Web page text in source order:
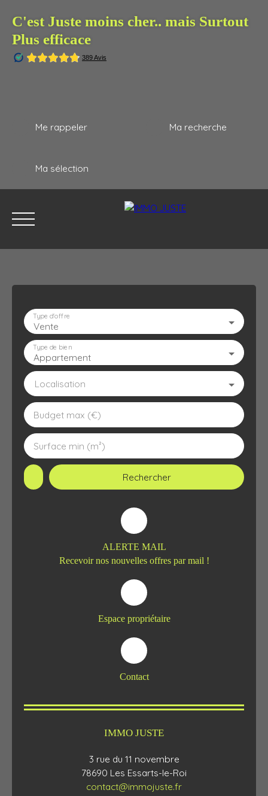
C'est Juste moins cher.. mais Surtout
Plus efficace
Me rappeler Ma recherche
Ma sélection
ACCUEIL ESTIMATION
Vente
Type d'offre
Appartement
Type de bien
Localisation
Budget max (€)
Surface min (m²)
Rechercher
ALERTE MAIL
Recevoir nos nouvelles offres par mail !
Espace propriétaire
Contact
IMMO JUSTE
3 rue du 11 novembre
78690 Les Essarts-le-Roi
contact@immojuste.fr